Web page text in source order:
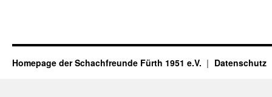
Homepage der Schachfreunde Fürth 1951 e.V. Datenschutz